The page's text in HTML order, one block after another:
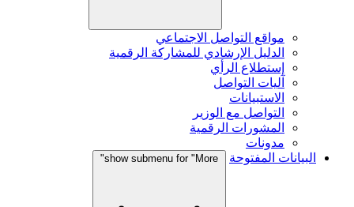
مواقع التواصل الاجتماعي
الدليل الإرشادي للمشاركة الرقمية
إستطلاع الرأي
آليات التواصل
الاستبيانات
التواصل مع الوزير
المشورات الرقمية
مدونات
البيانات المفتوحة
show submenu for "More"